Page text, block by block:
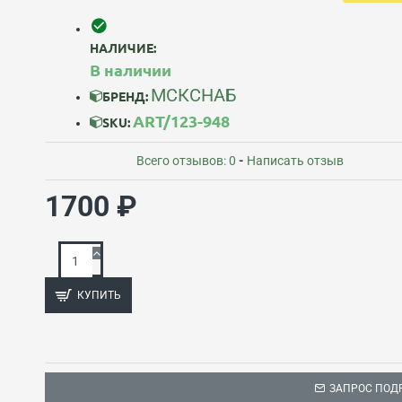
НАЛИЧИЕ:
В наличии
БРЕНД: МСКСНАБ
SKU:ART/123-948
Всего отзывов: 0 - Написать отзыв
1700 ₽
КУПИТЬ
ЗАПРОС